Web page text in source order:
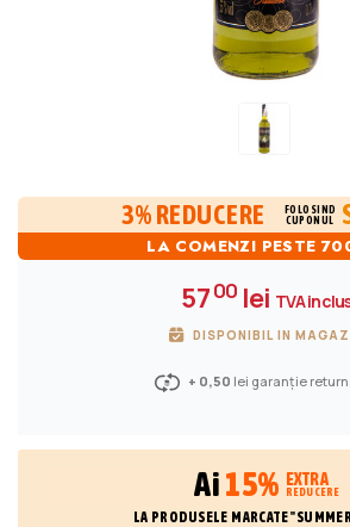
3% REDUCERE
FOLOSIND
CUPONUL
LA COMENZI PESTE
5700 lei TVA
DISPONIBIL IN
+ 0,50 lei garanție
Ai15% EXTRA
REDUCERE
LA PRODUSELE MARCATE